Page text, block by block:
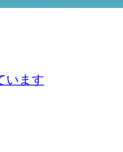
います